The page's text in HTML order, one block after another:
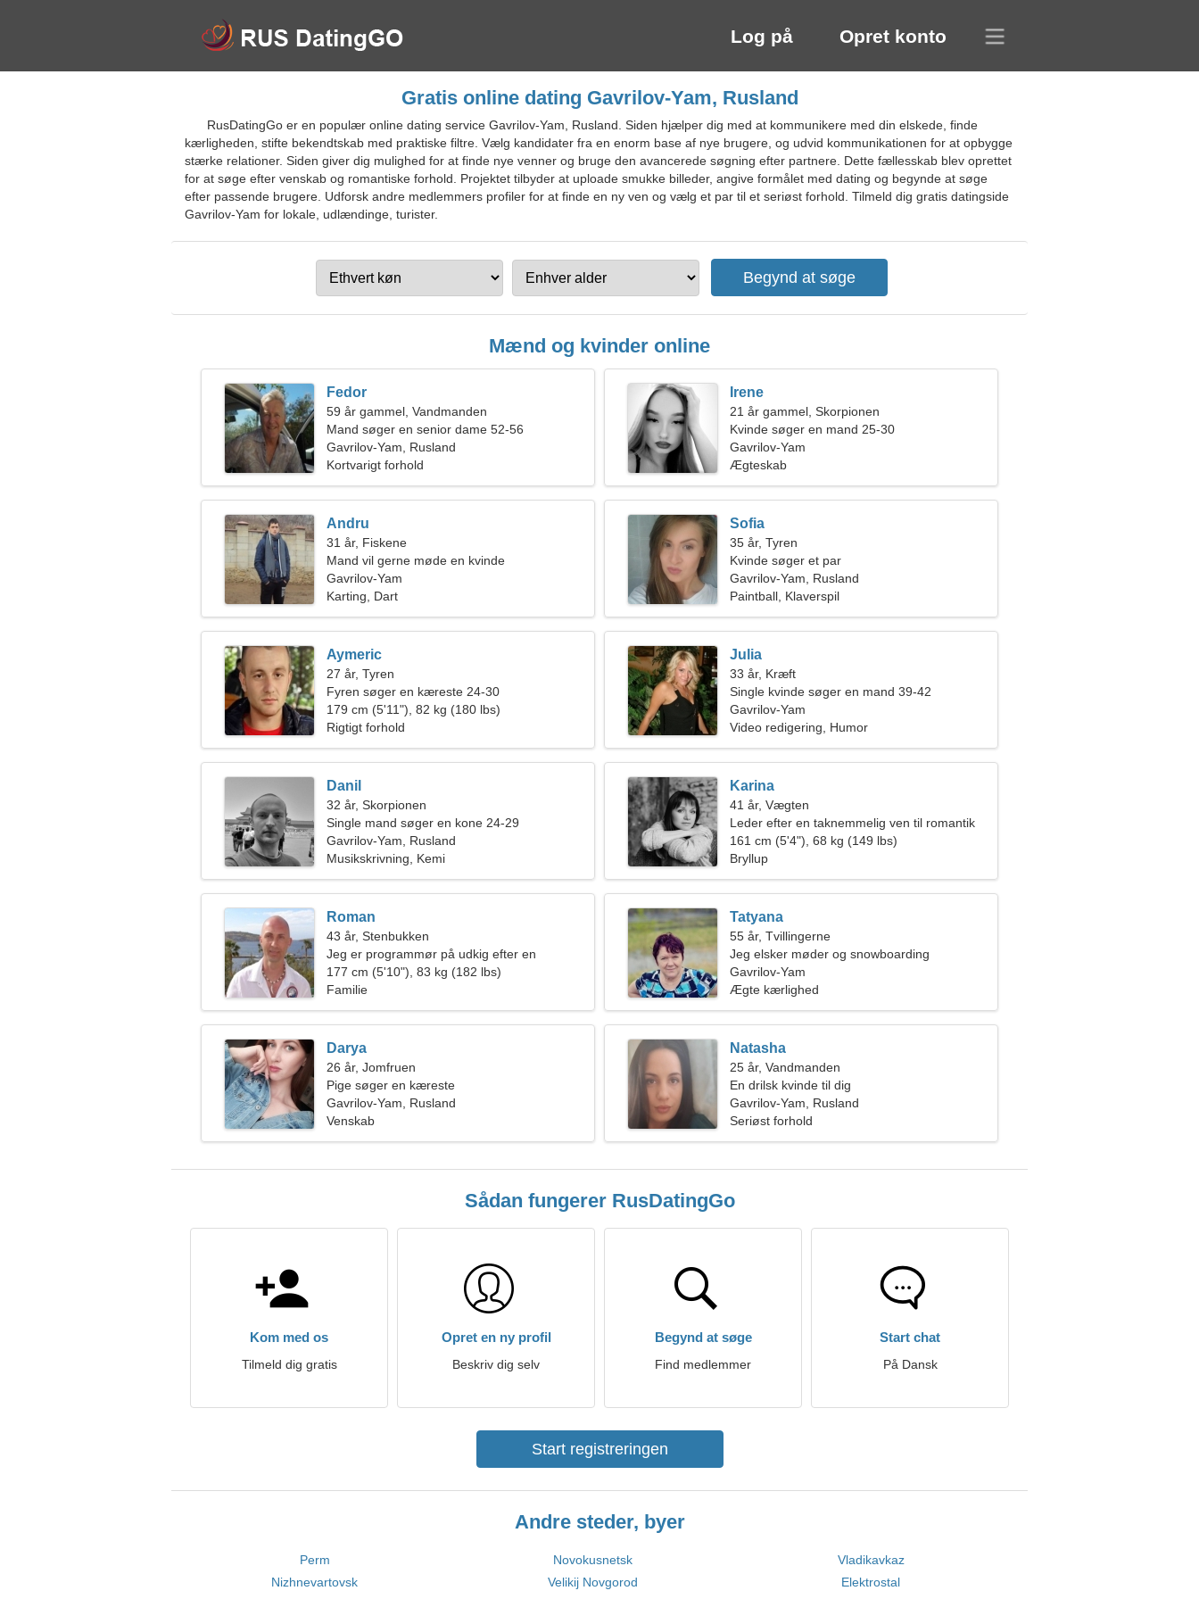
Log på Opret konto
Gratis online dating Gavrilov-Yam, Rusland
RusDatingGo er en populær online dating service Gavrilov-Yam, Rusland. Siden hjælper dig med at kommunikere med din elskede, finde
kærligheden, stifte bekendtskab med praktiske filtre. Vælg kandidater fra en enorm base af nye brugere, og udvid kommunikationen for at opbygge
stærke relationer. Siden giver dig mulighed for at finde nye venner og bruge den avancerede søgning efter partnere. Dette fællesskab blev oprettet
for at søge efter venskab og romantiske forhold. Projektet tilbyder at uploade smukke billeder, angive formålet med dating og begynde at søge
efter passende brugere. Udforsk andre medlemmers profiler for at finde en ny ven og vælg et par til et seriøst forhold. Tilmeld dig gratis datingside
Gavrilov-Yam for lokale, udlændinge, turister.
Mænd og kvinder online
Fedor
59 år gammel, Vandmanden
Mand søger en senior dame 52-56
Gavrilov-Yam, Rusland
Kortvarigt forhold
Irene
21 år gammel, Skorpionen
Kvinde søger en mand 25-30
Gavrilov-Yam
Ægteskab
Andru
31 år, Fiskene
Mand vil gerne møde en kvinde
Gavrilov-Yam
Karting, Dart
Sofia
35 år, Tyren
Kvinde søger et par
Gavrilov-Yam, Rusland
Paintball, Klaverspil
Aymeric
27 år, Tyren
Fyren søger en kæreste 24-30
179 cm (5'11"), 82 kg (180 lbs)
Rigtigt forhold
Julia
33 år, Kræft
Single kvinde søger en mand 39-42
Gavrilov-Yam
Video redigering, Humor
Danil
32 år, Skorpionen
Single mand søger en kone 24-29
Gavrilov-Yam, Rusland
Musikskrivning, Kemi
Karina
41 år, Vægten
Leder efter en taknemmelig ven til romantik
161 cm (5'4"), 68 kg (149 lbs)
Bryllup
Roman
43 år, Stenbukken
Jeg er programmør på udkig efter en
spektakulær kvinde
177 cm (5'10"), 83 kg (182 lbs)
Familie
Tatyana
55 år, Tvillingerne
Jeg elsker møder og snowboarding
Gavrilov-Yam
Ægte kærlighed
Darya
26 år, Jomfruen
Pige søger en kæreste
Gavrilov-Yam, Rusland
Venskab
Natasha
25 år, Vandmanden
En drilsk kvinde til dig
Gavrilov-Yam, Rusland
Seriøst forhold
Sådan fungerer RusDatingGo
Kom med os
Tilmeld dig gratis
Opret en ny profil
Beskriv dig selv
Begynd at søge
Find medlemmer
Start chat
På Dansk
Start registreringen
Andre steder, byer
Perm Novokusnetsk
Vladikavkaz
Nizhnevartovsk
Velikij Novgorod
Elektrostal